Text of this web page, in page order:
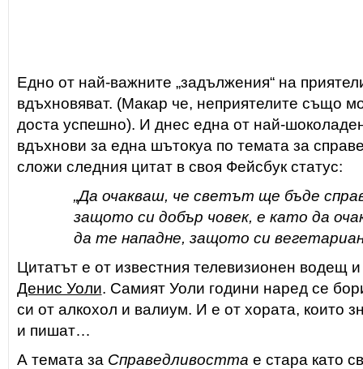
Едно от най-важните „задължения“ на
вдъхновяват. (Макар че, неприятелите също
доста успешно). И днес една от най-
вдъхнови за една шътокуа по темата за
сложи следния цитат в своя Фейсбук статус:
„Да очакваш, че светът ще бъде
защото си добър човек, е като да
да те нападне, защото си
Цитатът е от известния телевизионен водещ и
Денис Уоли. Самият Уоли години наред се
си от алкохол и валиум. И е от хората, които
и пишат…
А темата за Справедливостта е стара като